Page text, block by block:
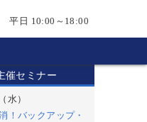
平日 10:00～18:00
催セミナー
水）
！バックアップ・